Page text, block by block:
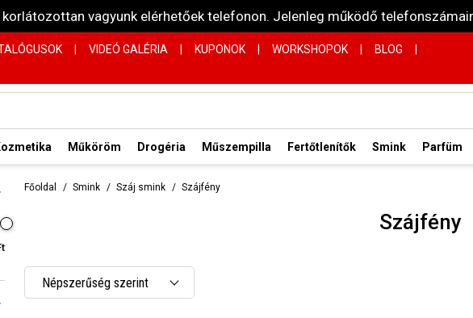
vagyunk elérhetőek telefonon. Jelenleg működő
VIDEÓ GALÉRIA KUPONOK WORKSHOPOK BLOG
Műköröm Drogéria Műszempilla Fertőtlenítők Smink Parfüm
Főoldal Smink Száj smink Szájfény
Szájfény
Népszerűség szerint